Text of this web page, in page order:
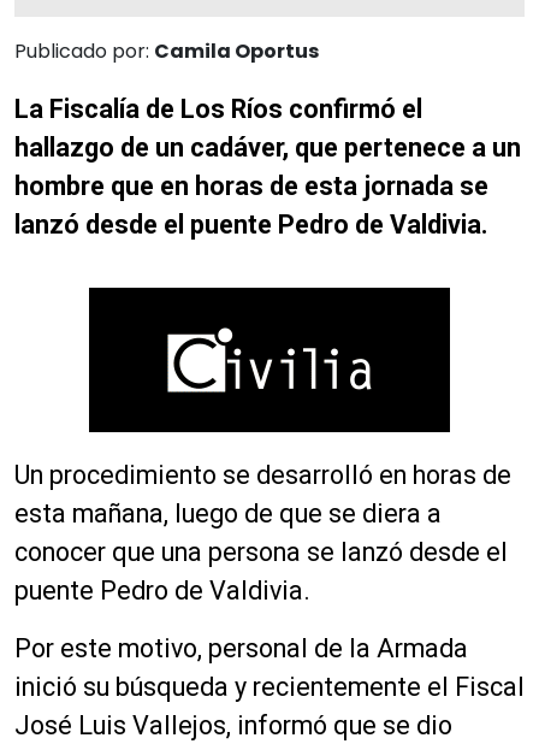
Publicado por: Camila Oportus
La Fiscalía de Los Ríos confirmó el
hallazgo de un cadáver, que pertenece a un
hombre que en horas de esta jornada se
lanzó desde el puente Pedro de Valdivia.
Un procedimiento se desarrolló en horas de
esta mañana, luego de que se diera a
conocer que una persona se lanzó desde el
puente Pedro de Valdivia.
Por este motivo, personal de la Armada
inició su búsqueda y recientemente el Fiscal
José Luis Vallejos, informó que se dio